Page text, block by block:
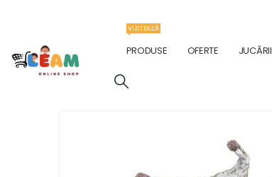
PRODUSE
VIZITEAZĂ
OFERTE JUCĂRII